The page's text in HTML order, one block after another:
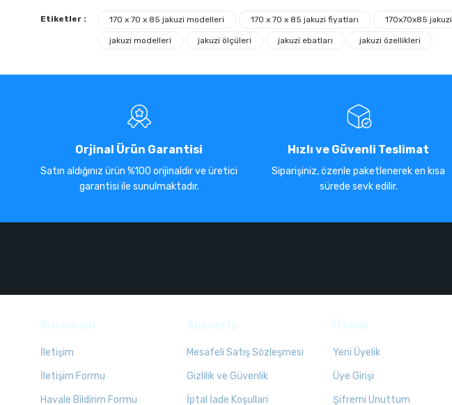
Etiketler : 170 x 70 x 85 jakuzi modelleri 170 x 70 x 85 jakuzi fiyatları 170x70x85 jakuzi
jakuzi modelleri jakuzi ölçüleri jakuzi ebatları jakuzi özellikleri
Orjinal Ürün Garantisi
Satın aldığınız ürün %100 orijinaldir ve üretici
garantisi ile sunulmaktadır.
Hızlı ve Güvenli Teslimat
Siparişiniz, özenle paketlenerek en kısa
sürede sevk edilir.
İletişim
İletişim Formu
Havale Bildirim Formu
Mesafeli Satış Sözleşmesi
Gizlilik ve Güvenlik
İptal İade Koşullari
Yeni Üyelik
Üye Girişi
Şifremi Unuttum